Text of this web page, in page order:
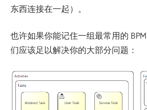
东西连接在一起）。
也许如果你能记住一组最常用的
们应该足以解决你的大部分问题：